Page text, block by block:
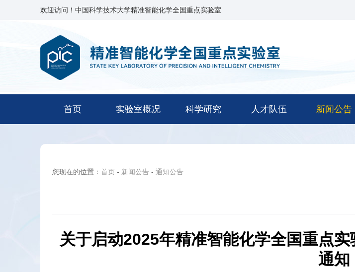
欢迎访问！中国科学技术大学精准智能化学全国重点实验室
首页 实验室概况 科学研究 人才队伍 新闻公告
您现在的位置： 首页- 新闻公告- 通知公告
关于启动2025年精准智能化学全国重点
通知